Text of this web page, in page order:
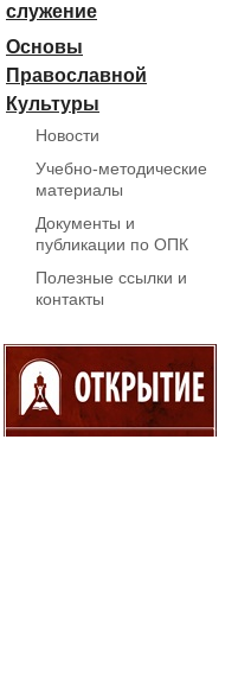
служение
Основы
Православной
Культуры
Новости
Учебно-методические
материалы
Документы и
публикации по ОПК
Полезные ссылки и
контакты